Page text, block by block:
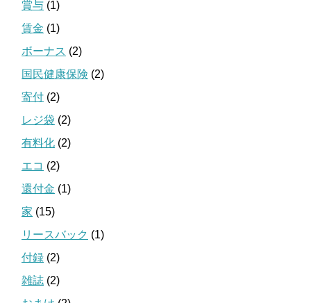
賞与 (1)
賃金 (1)
ボーナス (2)
国民健康保険 (2)
寄付 (2)
レジ袋 (2)
有料化 (2)
エコ (2)
還付金 (1)
家 (15)
リースバック (1)
付録 (2)
雑誌 (2)